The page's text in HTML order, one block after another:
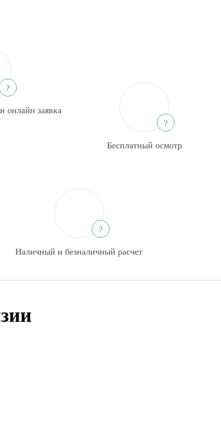
?
онлайн заявка
?
Бесплатный осмотр
?
Наличный и безналичный расчет